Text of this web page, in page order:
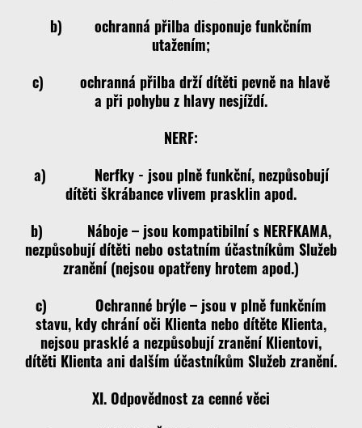
b) ochranná přilba disponuje funkčním
utažením;
c) ochranná přilba drží dítěti pevně na hlavě
a při pohybu z hlavy nesjíždí.
NERF:
a) Nerfky - jsou plně funkční, nezpůsobují
dítěti škrábance vlivem prasklin apod.
b) Náboje – jsou kompatibilní s NERFKAMA,
nezpůsobují dítěti nebo ostatním účastníkům Služeb
zranění (nejsou opatřeny hrotem apod.)
c) Ochranné brýle – jsou v plně funkčním
stavu, kdy chrání oči Klienta nebo dítěte Klienta,
nejsou prasklé a nezpůsobují zranění Klientovi,
dítěti Klienta ani dalším účastníkům Služeb zranění.
XI. Odpovědnost za cenné věci